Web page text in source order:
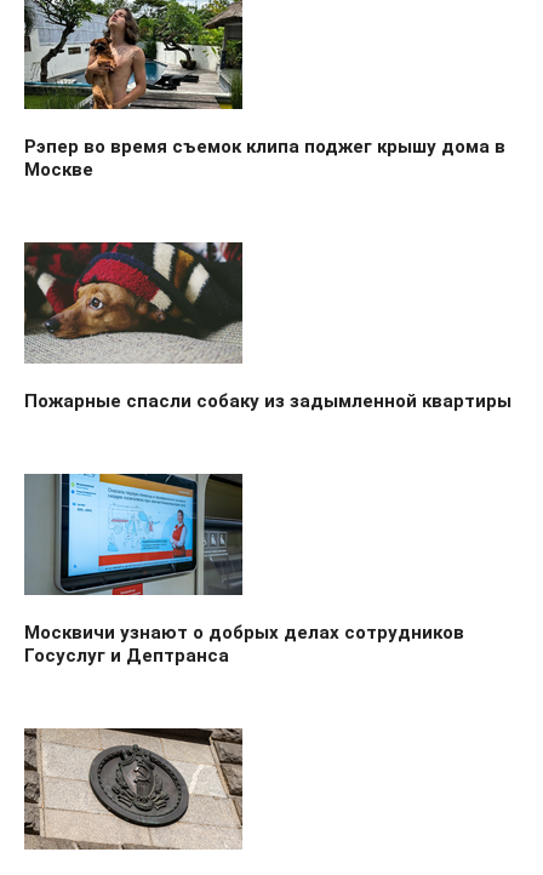
Рэпер во время съемок клипа поджег крышу дома в
Москве
Пожарные спасли собаку из задымленной квартиры
Москвичи узнают о добрых делах сотрудников
Госуслуг и Дептранса